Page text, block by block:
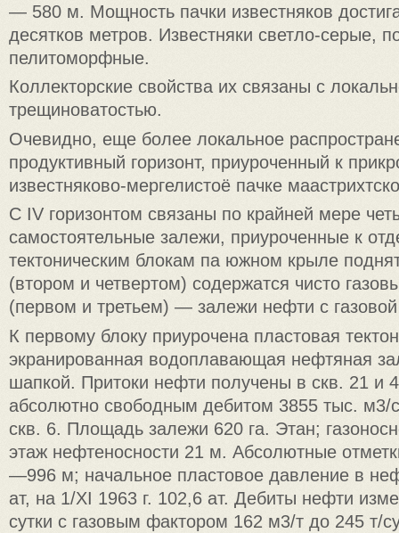
— 580 м. Мощность пачки известняков
десятков метров. Известняки светло-серые,
пелитоморфные.
Коллекторские свойства их связаны с
трещиноватостью.
Очевидно, еще более локальное
продуктивный горизонт, приуроченный к
известняково-мергелистоё пачке
С IV горизонтом связаны по крайней мере
самостоятельные залежи, приуроченные к
тектоническим блокам па южном крыле
(втором и четвертом) содержатся чисто
(первом и третьем) — залежи нефти с
К первому блоку приурочена пластовая
экранированная водоплавающая нефтяная
шапкой. Притоки нефти получены в скв. 21 и
абсолютно свободным дебитом 3855 тыс. м3/
скв. 6. Площадь залежи 620 га. Этан;
этаж нефтеносности 21 м. Абсолютные
—996 м; начальное пластовое давление в
aт, на 1/XI 1963 г. 102,6 aт. Дебиты нефти
сутки с газовым фактором 162 м3/т до 245 т/